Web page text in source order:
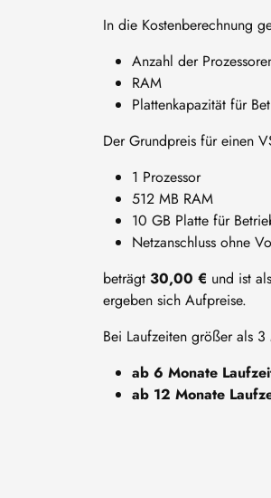
In die Kostenberechnung
Anzahl der
RAM
Plattenkapazität für
Der Grundpreis für einen
1 Prozessor
512 MB RAM
10 GB Platte für
Netzanschluss ohne
beträgt 30,00 € und ist
ergeben sich Aufpreise.
Bei Laufzeiten größer als
ab 6 Monate
ab 12 Monate